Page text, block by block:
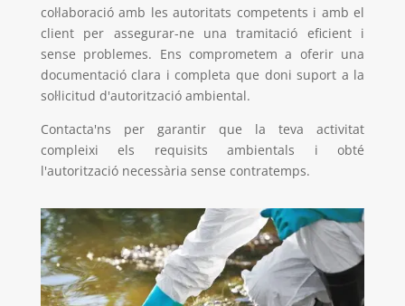
col·laboració amb les autoritats competents i amb el
client per assegurar-ne una tramitació eficient i
sense problemes. Ens comprometem a oferir una
documentació clara i completa que doni suport a la
sol·licitud d'autorització ambiental.
Contacta'ns per garantir que la teva activitat
compleixi els requisits ambientals i obté
l'autorització necessària sense contratemps.